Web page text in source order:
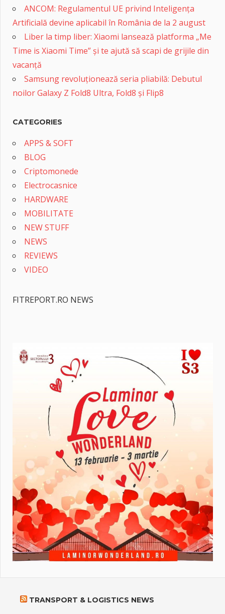
ANCOM: Regulamentul UE privind Inteligența
Artificială devine aplicabil în România de la 2 august
Liber la timp liber: Xiaomi lansează platforma „Me
Time is Xiaomi Time” și te ajută să scapi de grijile din
vacanță
Samsung revoluționează seria pliabilă: Debutul
noilor Galaxy Z Fold8 Ultra, Fold8 și Flip8
CATEGORIES
APPS & SOFT
BLOG
Criptomonede
Electrocasnice
HARDWARE
MOBILITATE
NEW STUFF
NEWS
REVIEWS
VIDEO
FITREPORT.RO NEWS
TRANSPORT & LOGISTICS NEWS